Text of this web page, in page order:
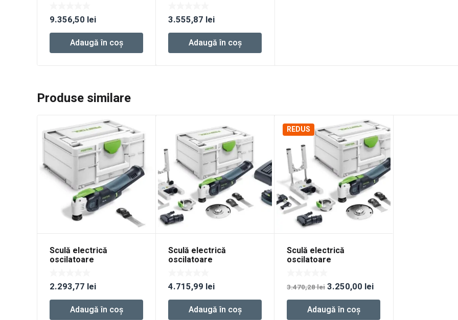
9.356,50 lei
Adaugă în coș
3.555,87 lei
Adaugă în coș
Produse similare
Sculă electrică
oscilatoare
OSC 18 E-Basic
2.293,77 lei
Adaugă în coș
Sculă electrică
oscilatoare
OSC 18 HPC 4,0 EI-Set
4.715,99 lei
Adaugă în coș
REDUS
Sculă electrică
oscilatoare
OSC 18 E-Basic-Set
3.470,28leiPrețul
inițial
a
3.250,00 leiPrețul
curent
Adaugă în coș